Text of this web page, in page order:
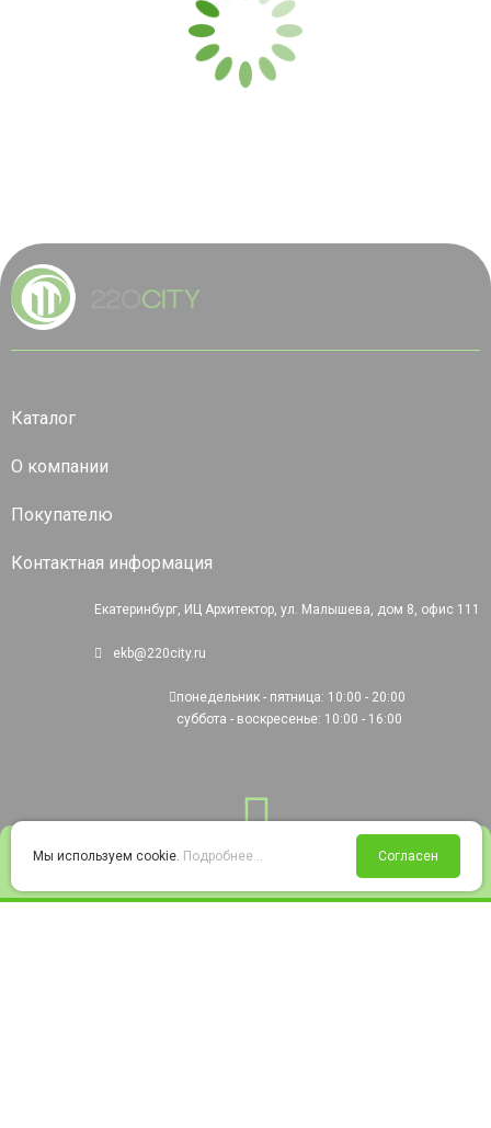
Войти Избранное Корзина
Каталог
О компании
Покупателю
Контактная информация
Екатеринбург, ИЦ Архитектор, ул. Малышева, дом 8, офис 111
ekb@220city.ru
понедельник - пятница: 10:00 - 20:00
суббота - воскресенье: 10:00 - 16:00
Мы используем cookie. Подробнее... Согласен